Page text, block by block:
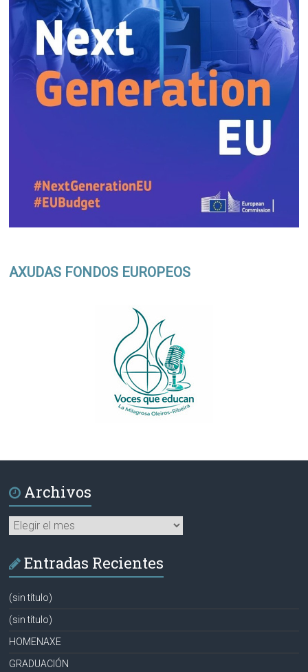
AXUDAS FONDOS EUROPEOS
Archivos
Archivos
Entradas Recientes
(sin título)
(sin título)
HOMENAXE
GRADUACIÓN